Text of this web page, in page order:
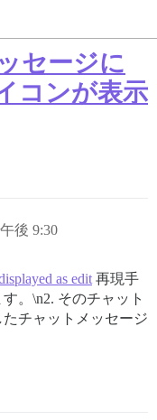
セージに
コンが表示
後 9:30
as edit 再現手
。\n2. そのチャット
チャットメッセージ